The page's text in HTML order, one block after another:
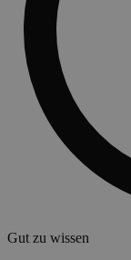
Gut zu wissen